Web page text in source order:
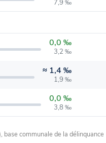
7,9 ‰
0,0 ‰
3,2 ‰
≈ 1,4 ‰
1,9 ‰
0,0 ‰
3,8 ‰
communale de la délinquance